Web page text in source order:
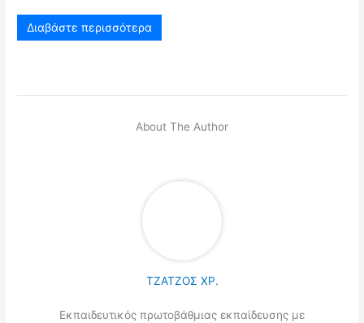
Διαβάστε περισσότερα
About The Author
ΤΖΑΤΖΟΣ ΧΡ.
Εκπαιδευτικός πρωτοβάθμιας εκπαίδευσης με